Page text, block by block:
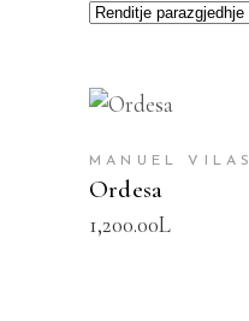
MANUEL VILAS
Ordesa
1,200.00L